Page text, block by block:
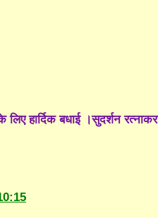
हार्दिक बधाई ।सुदर्शन रत्नाकर